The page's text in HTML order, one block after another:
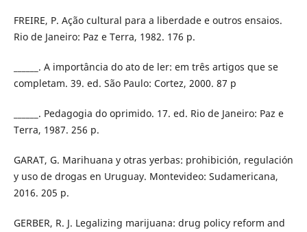
FREIRE, P. Ação cultural para a liberdade e outros ensaios.
Rio de Janeiro: Paz e Terra, 1982. 176 p.
______. A importância do ato de ler: em três artigos que se
completam. 39. ed. São Paulo: Cortez, 2000. 87 p
______. Pedagogia do oprimido. 17. ed. Rio de Janeiro: Paz e
Terra, 1987. 256 p.
GARAT, G. Marihuana y otras yerbas: prohibición, regulación
y uso de drogas en Uruguay. Montevideo: Sudamericana,
2016. 205 p.
GERBER, R. J. Legalizing marijuana: drug policy reform and